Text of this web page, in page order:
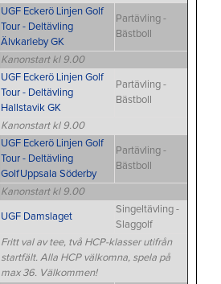
UGF Eckerö Linjen Golf
Tour - Deltävling
Älvkarleby GK
Partävling -
Bästboll
Kanonstart kl 9.00
UGF Eckerö Linjen Golf
Tour - Deltävling
Hallstavik GK
Partävling -
Bästboll
Kanonstart kl 9.00
UGF Eckerö Linjen Golf
Tour - Deltävling
GolfUppsala Söderby
Partävling -
Bästboll
Kanonstart kl 9.00
UGF Damslaget
Singeltävling -
Slaggolf
Fritt val av tee, två HCP-klasser utifrån
startfält. Alla HCP välkomna, spela på
max 36. Välkommen!